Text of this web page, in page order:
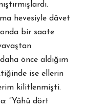
hevesiyle dâvet
bir saate
önce aldığım
ise ellerin
kilitlenmişti.
“Yâhû dört